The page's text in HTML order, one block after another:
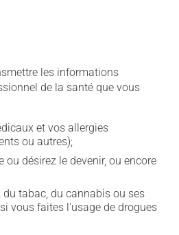
les informations
de la santé que vous
et vos allergies
ou autres);
ou désirez le devenir, ou encore
tabac, du cannabis ou ses
vous faites l'usage de drogues